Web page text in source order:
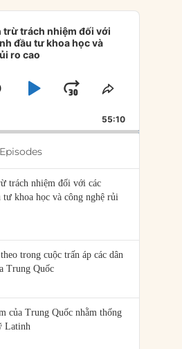
trị quốc tế”
trừ trách nhiệm đối với
đầu tư khoa học và
ro cao
BACKWARD
PLAYJUMP
FORWARD
SHARE
EPISODE
55:10
trách nhiệm đối với các
tư khoa học và công nghệ rủi
trong cuộc trấn áp các dân
Trung Quốc
của Trung Quốc nhằm thống
Latinh